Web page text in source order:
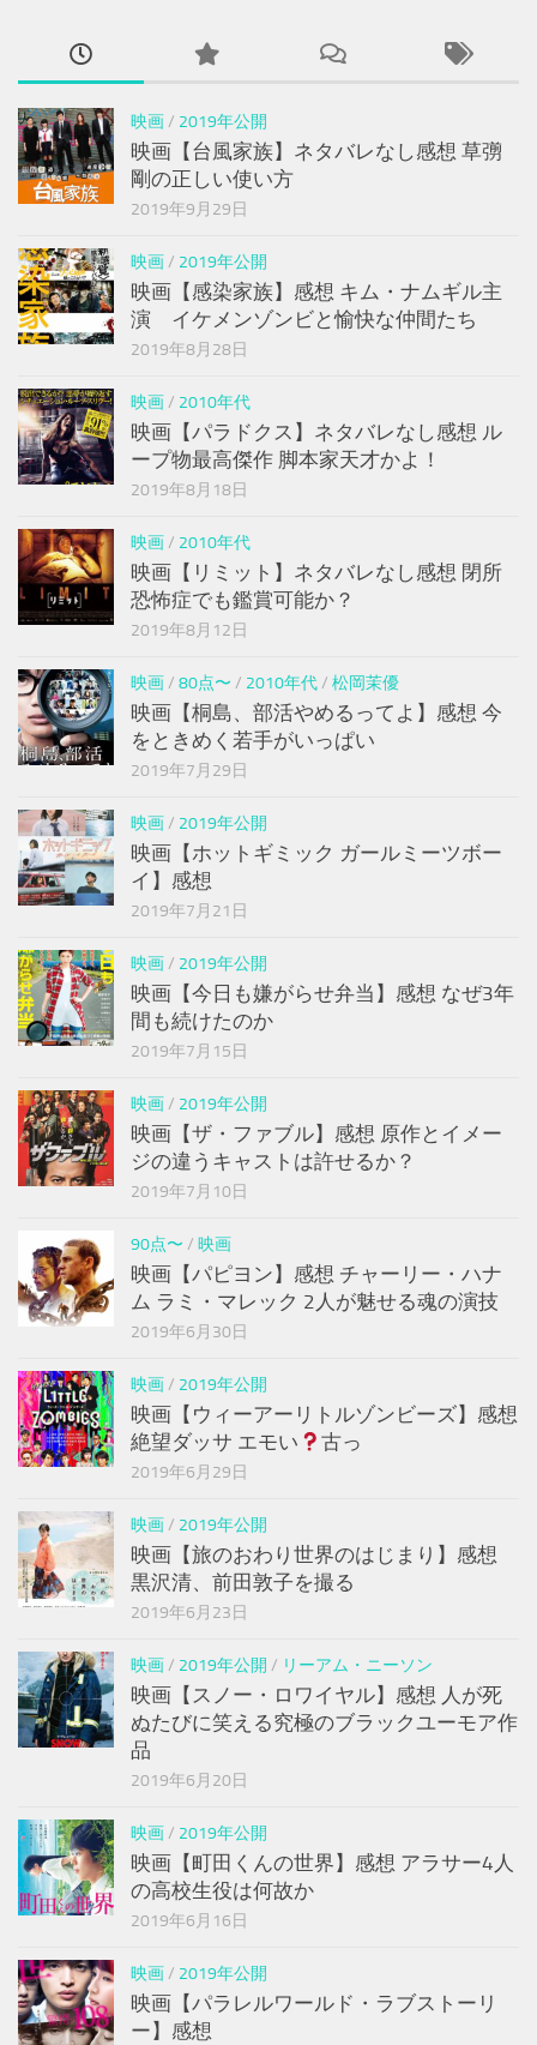
映画/ 2019年公開
映画【台風家族】ネタバレなし感想 草彅
剛の正しい使い方
2019年9月29日
映画/ 2019年公開
映画【感染家族】感想 キム・ナムギル主
演 イケメンゾンビと愉快な仲間たち
2019年8月28日
映画/ 2010年代
映画【パラドクス】ネタバレなし感想 ル
ープ物最高傑作 脚本家天才かよ！
2019年8月18日
映画/ 2010年代
映画【リミット】ネタバレなし感想 閉所
恐怖症でも鑑賞可能か？
2019年8月12日
映画/ 80点〜 / 2010年代/ 松岡茉優
映画【桐島、部活やめるってよ】感想 今
をときめく若手がいっぱい
2019年7月29日
映画/ 2019年公開
映画【ホットギミック ガールミーツボー
イ】感想
2019年7月21日
映画/ 2019年公開
映画【今日も嫌がらせ弁当】感想 なぜ3年
間も続けたのか
2019年7月15日
映画/ 2019年公開
映画【ザ・ファブル】感想 原作とイメー
ジの違うキャストは許せるか？
2019年7月10日
90点〜 / 映画
映画【パピヨン】感想 チャーリー・ハナ
ム ラミ・マレック 2人が魅せる魂の演技
2019年6月30日
映画/ 2019年公開
映画【ウィーアーリトルゾンビーズ】感想
絶望ダッサ エモい
古っ
2019年6月29日
映画/ 2019年公開
映画【旅のおわり世界のはじまり】感想
黒沢清、前田敦子を撮る
2019年6月23日
映画/ 2019年公開 / リーアム・ニーソン
映画【スノー・ロワイヤル】感想 人が死
ぬたびに笑える究極のブラックユーモア作
品
2019年6月20日
映画/ 2019年公開
映画【町田くんの世界】感想 アラサー4人
の高校生役は何故か
2019年6月16日
映画/ 2019年公開
映画【パラレルワールド・ラブストーリ
ー】感想